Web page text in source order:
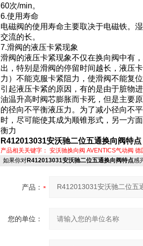
60次/min。
6.使用寿命
电磁阀的使用寿命主要取决于电磁铁。
交流的长。
7.滑阀的液压卡紧现象
滑阀的液压卡紧现象不仅在换向阀中有
出，特别是滑阀的停留时间越长，液压
力）不能克服卡紧阻力，使滑阀不能复位
引起液压卡紧的原因，有的是由于脏物
油温升高时阀芯膨胀而卡死，但是主要
的径向不平衡液压力。为了减小径向不
时，尽可能使其成为顺锥形式，另一方
衡力
R412013031安沃驰二位五通换向阀特点
产品相关关键字： 安沃驰换向阀 AVENTICS气动阀 德
如果你对R412013031安沃驰二位五通换向阀特点感
产品：
您的单位：